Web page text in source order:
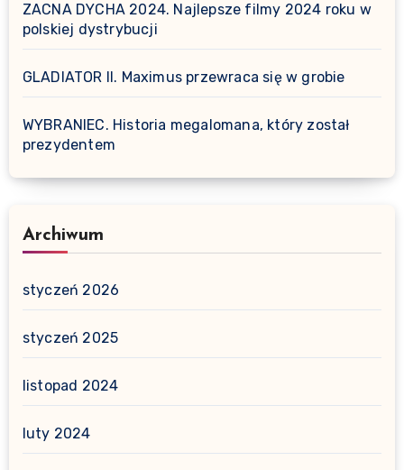
ZACNA DYCHA 2024. Najlepsze filmy 2024 roku w
polskiej dystrybucji
GLADIATOR II. Maximus przewraca się w grobie
WYBRANIEC. Historia megalomana, który został
prezydentem
Archiwum
styczeń 2026
styczeń 2025
listopad 2024
luty 2024